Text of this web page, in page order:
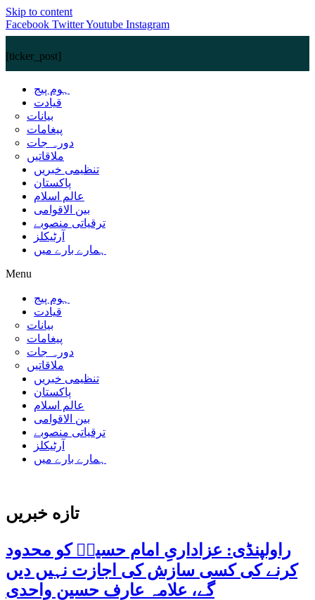
Skip to content
Facebook TwitterYoutube Instagram
[ticker_post]
ہوم پیج
قیادت
بیانات
پیغامات
دورہ جات
ملاقاتیں
تنظیمی خبریں
پاکستان
عالم اسلام
بین الاقوامی
ترقیاتی منصوبے
آرٹیکلز
ہمارے بارے میں
Menu
ہوم پیج
قیادت
بیانات
پیغامات
دورہ جات
ملاقاتیں
تنظیمی خبریں
پاکستان
عالم اسلام
بین الاقوامی
ترقیاتی منصوبے
آرٹیکلز
ہمارے بارے میں
تازه خبریں
راولپنڈی: عزاداریِ امام حسینؑ کو محدود
کرنے کی کسی سازش کی اجازت نہیں دیں
گے، علامہ عارف حسین واحدی